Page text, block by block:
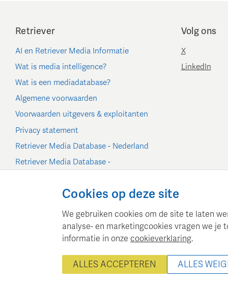
Retriever
AI en Retriever Media Informatie
Wat is media intelligence?
Wat is een mediadatabase?
Algemene voorwaarden
Voorwaarden uitgevers & exploitanten
Privacy statement
Retriever Media Database - Nederland
Retriever Media Database -
Cookie-instellingen
Volg ons
X
LinkedIn
©
Cookies op deze site
We gebruiken cookies om de site te laten
analyse- en marketingcookies vragen we je
informatie in onze cookieverklaring.
ALLES ACCEPTEREN ALLES